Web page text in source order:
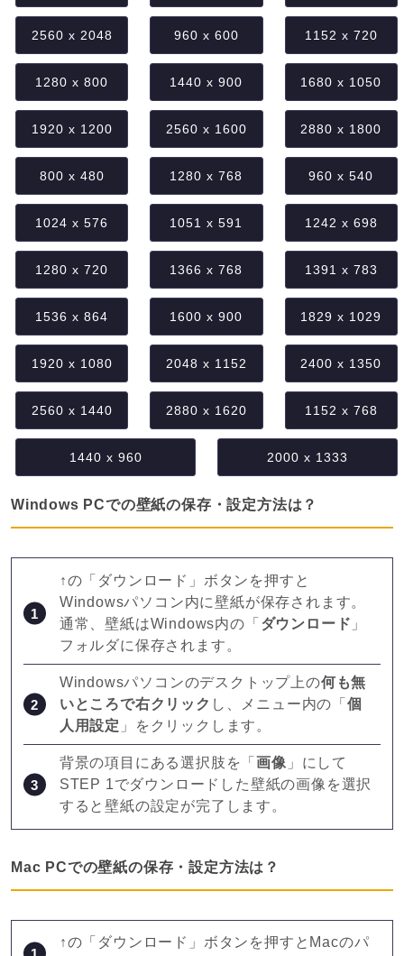
2560 x 2048 960 x 600 1152 x 720
1280 x 800 1440 x 900 1680 x 1050
1920 x 1200 2560 x 1600 2880 x 1800
800 x 480 1280 x 768 960 x 540
1024 x 576 1051 x 591 1242 x 698
1280 x 720 1366 x 768 1391 x 783
1536 x 864 1600 x 900 1829 x 1029
1920 x 1080 2048 x 1152 2400 x 1350
2560 x 1440 2880 x 1620 1152 x 768
1440 x 960 2000 x 1333
Windows PCでの壁紙の保存・設定方法は？
↑の「ダウンロード」ボタンを押すと
Windowsパソコン内に壁紙が保存されます。
通常、壁紙はWindows内の「 ダウンロード 」
フォルダに保存されます。
Windowsパソコンのデスクトップ上の何も無
いところで右クリック し、メニュー内の「 個
人用設定 」をクリックします。
背景の項目にある選択肢を「画像 」にして
STEP 1でダウンロードした壁紙の画像を選択
すると壁紙の設定が完了します。
Mac PCでの壁紙の保存・設定方法は？
↑の「ダウンロード」ボタンを押すとMacのパ